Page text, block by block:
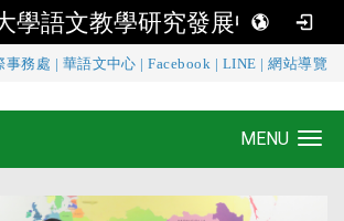
學語文教學研究發展中心
事務處 華語文中心 |Facebook LINE |網站導覽
學語文教學研究發展中心
MENU